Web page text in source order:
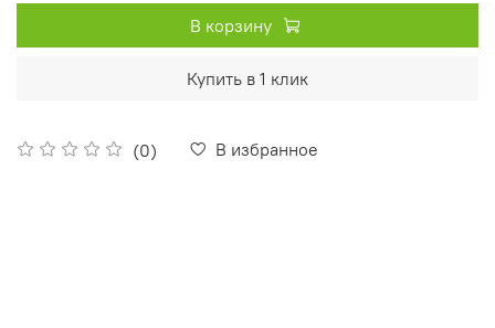
(0) В избранное
В корзину
Купить в 1 клик